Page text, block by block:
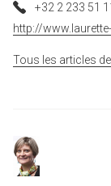
+32 2 233 51
http://
Tous les articles